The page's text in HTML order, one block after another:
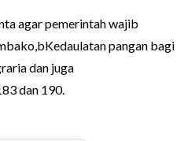
agar pemerintah wajib
pangan bagi
dan juga
dan 190.